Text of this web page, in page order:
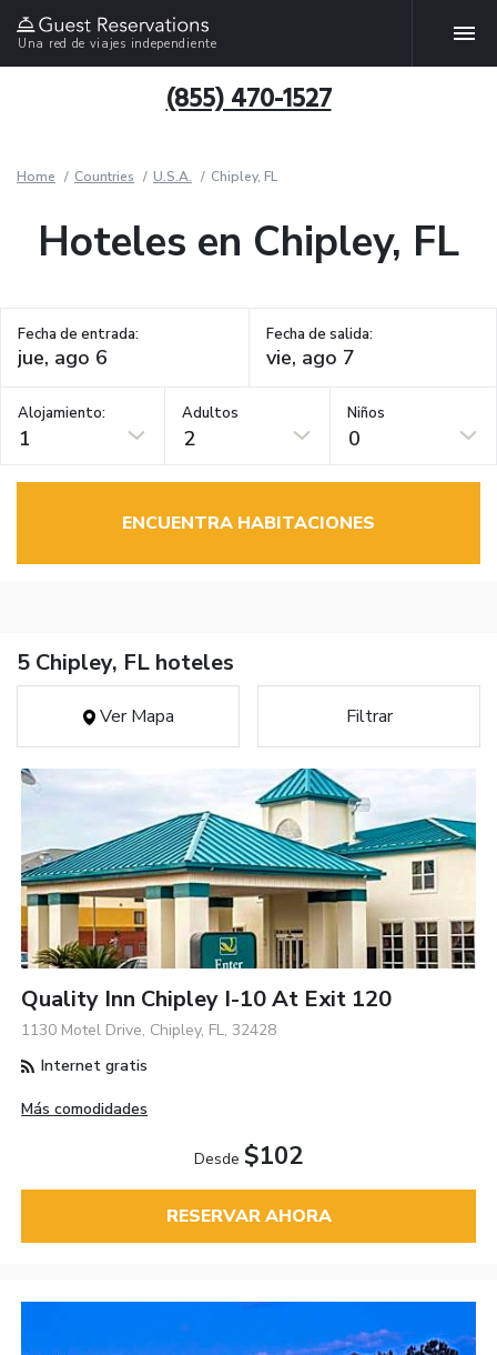
Una red de viajes independiente
(855) 470-1527
Home Countries U.S.A. Chipley, FL
Hoteles en Chipley, FL
Fecha de entrada: Fecha de salida:
Alojamiento:
1
Adultos
2
Niños
0
ENCUENTRA HABITACIONES
5 Chipley, FL hoteles
Ver Mapa Filtrar
Quality Inn Chipley I-10 At Exit 120
1130 Motel Drive, Chipley, FL, 32428
Internet gratis
Más comodidades
Desde $102
RESERVAR AHORA